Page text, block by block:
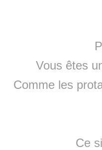
Vous êtes
Comme les
Ce